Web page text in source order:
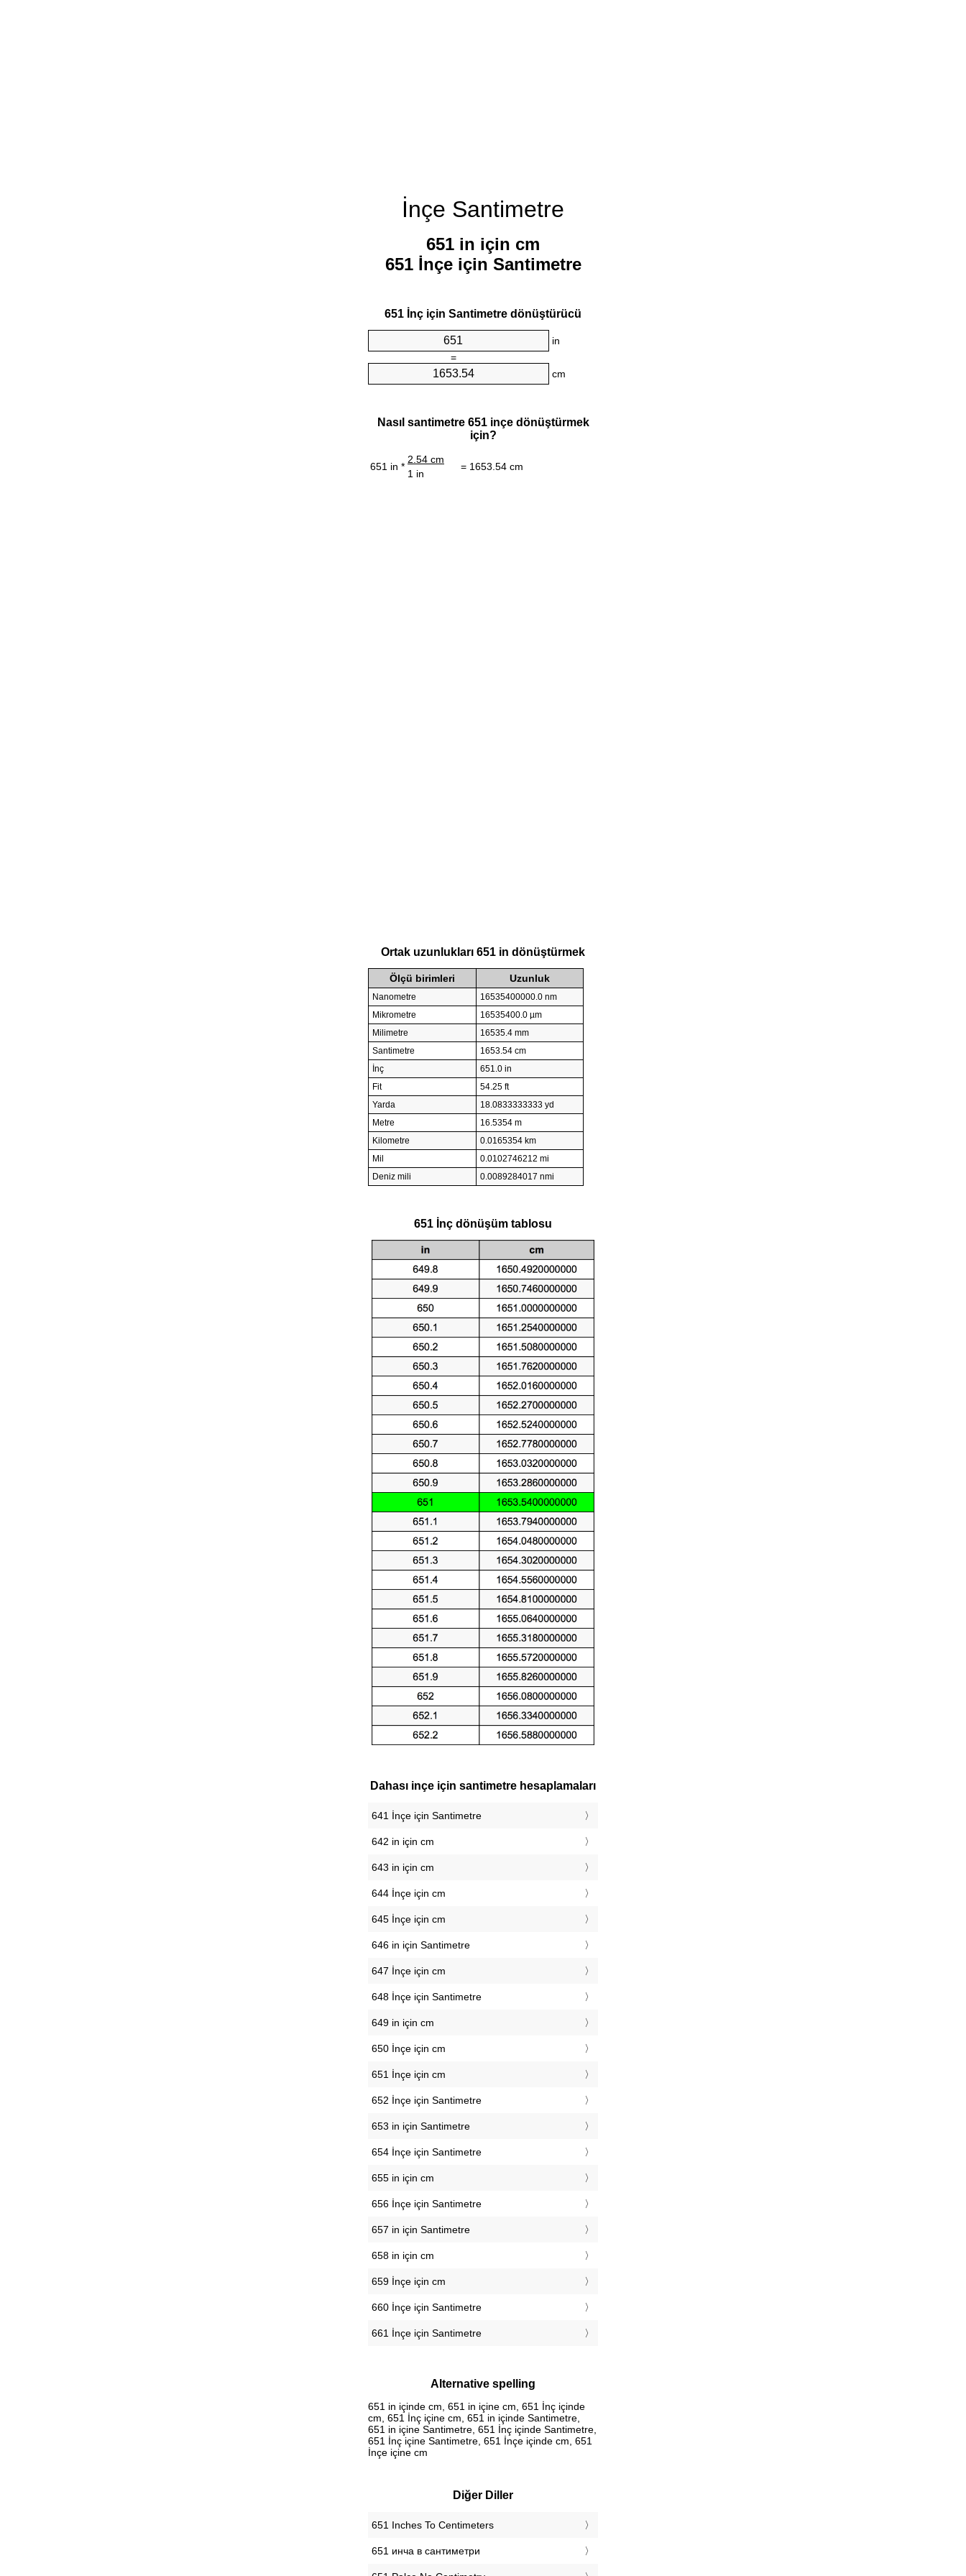
İnçe Santimetre
651 in için cm
651 İnçe için Santimetre
651 İnç için Santimetre dönüştürücü
in
=
cm
Nasıl santimetre 651 inçe dönüştürmek
için?
651 in *
2.54 cm
= 1653.54 cm
1 in
Ortak uzunlukları 651 in dönüştürmek
Ölçü birimleri Uzunluk
Nanometre
16535400000.0 nm
Mikrometre
16535400.0 µm
Milimetre
16535.4 mm
Santimetre
1653.54 cm
İnç
651.0 in
Fit
54.25 ft
Yarda
18.0833333333 yd
Metre
16.5354 m
Kilometre
0.0165354 km
Mil
0.0102746212 mi
Deniz mili
0.0089284017 nmi
651 İnç dönüşüm tablosu
Dahası inçe için santimetre hesaplamaları
641 İnçe için Santimetre
642 in için cm
643 in için cm
644 İnçe için cm
645 İnçe için cm
646 in için Santimetre
647 İnçe için cm
648 İnçe için Santimetre
649 in için cm
650 İnçe için cm
651 İnçe için cm
652 İnçe için Santimetre
653 in için Santimetre
654 İnçe için Santimetre
655 in için cm
656 İnçe için Santimetre
657 in için Santimetre
658 in için cm
659 İnçe için cm
660 İnçe için Santimetre
661 İnçe için Santimetre
Alternative spelling
651 in içinde cm, 651 in içine cm, 651 İnç içinde
cm, 651 İnç içine cm, 651 in içinde Santimetre,
651 in içine Santimetre, 651 İnç içinde Santimetre,
651 İnç içine Santimetre, 651 İnçe içinde cm, 651
İnçe içine cm
Diğer Diller
‎651 Inches To Centimeters
‎651 инча в сантиметри